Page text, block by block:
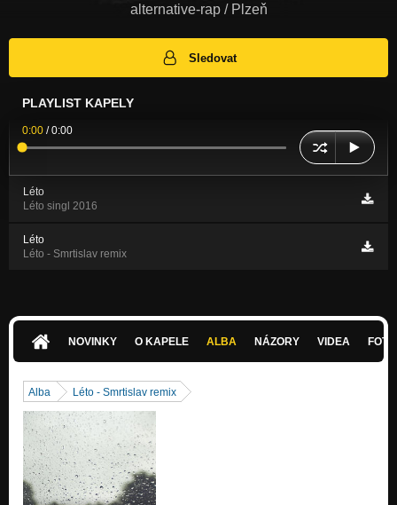
alternative-rap / Plzeň
Sledovat
PLAYLIST KAPELY
0:00 /0:00
Léto
Léto singl 2016
Léto
Léto - Smrtislav remix
NOVINKY O KAPELE ALBA NÁZORY VIDEA
Alba Léto - Smrtislav remix